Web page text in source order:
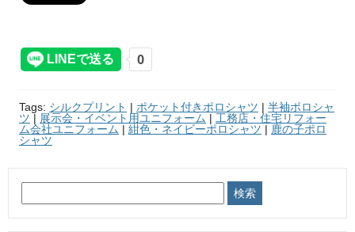
Tags: シルクプリント | ポケット付きポロシャツ | 半袖ポロシャ
ツ | 展示会・イベント用ユニフォーム | 工務店・住宅リフォー
ム会社ユニフォーム | 紺色・ネイビーポロシャツ | 鹿の子ポロ
シャツ